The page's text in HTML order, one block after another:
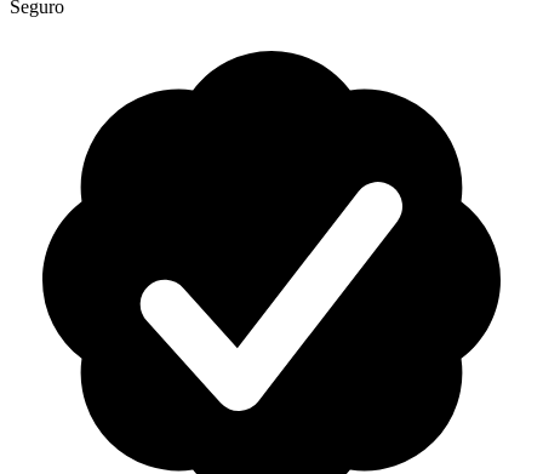
Seguro